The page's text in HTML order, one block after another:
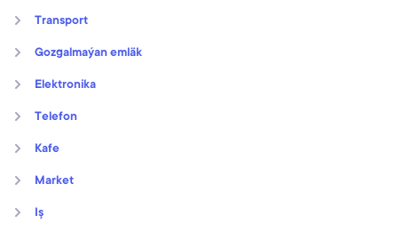
Transport
Gozgalmaýan emläk
Elektronika
Telefon
Kafe
Market
Iş